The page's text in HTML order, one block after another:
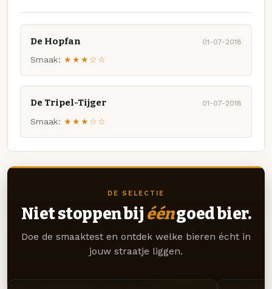
De Hopfan 01-07-2018
Smaak: ★★★☆☆
De Tripel-Tijger 01-07-2018
Smaak: ★★★☆☆
DE SELECTIE
Niet stoppen bij ééngoed bier.
Doe de smaaktest en ontdek welke bieren écht in
jouw straatje liggen.